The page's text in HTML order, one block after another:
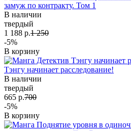
замуж по контракту. Том 1
В наличии
твердый
1 188 р.1 250
-5%
В корзину
Тэнгу начинает расследование!
В наличии
твердый
665 р.700
-5%
В корзину